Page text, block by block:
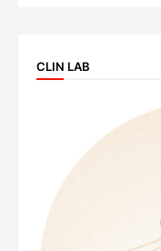
CLIN LAB